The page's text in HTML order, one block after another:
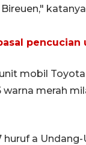
pencucian
mobil
merah
huruf a